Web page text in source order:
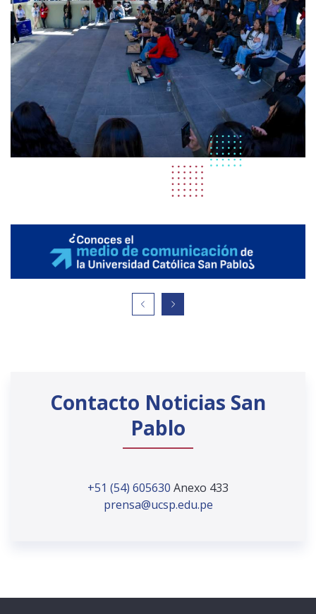
Contacto Noticias San
Pablo
+51 (54) 605630 Anexo 433
prensa@ucsp.edu.pe